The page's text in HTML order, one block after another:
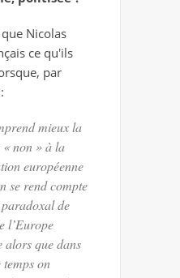
Nicolas
ce qu'ils
par
mieux la
non » à la
européenne
se rend compte
de
l’Europe
alors que dans
temps on